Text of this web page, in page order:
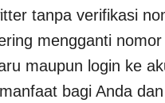
tanpa verifikasi
mengganti
maupun login ke
bagi Anda